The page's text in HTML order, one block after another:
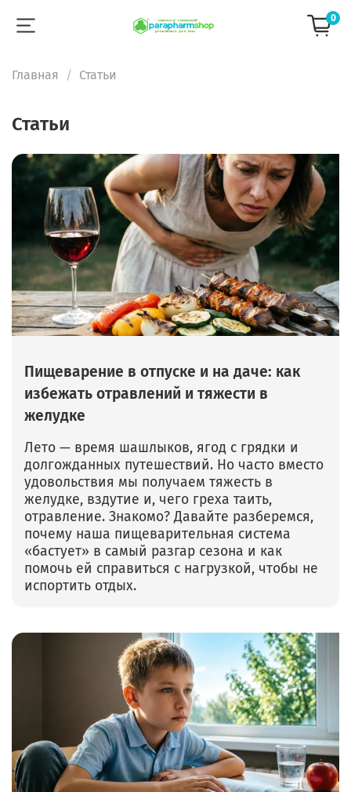
0
Главная Статьи
Статьи
Пищеварение в отпуске и на даче: как
избежать отравлений и тяжести в
желудке
Лето — время шашлыков, ягод с грядки и
долгожданных путешествий. Но часто вместо
удовольствия мы получаем тяжесть в
желудке, вздутие и, чего греха таить,
отравление. Знакомо? Давайте разберемся,
почему наша пищеварительная система
«бастует» в самый разгар сезона и как
помочь ей справиться с нагрузкой, чтобы не
испортить отдых.